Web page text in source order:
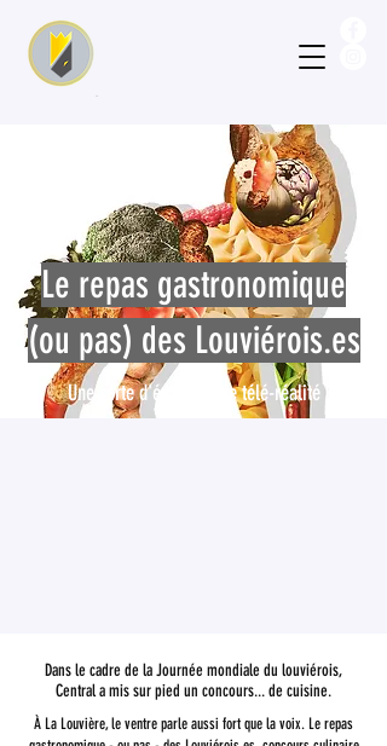
Le repas gastronomique
(ou pas) des Louviérois.es
Une sorte d'émission de télé-réalité
Dans le cadre de la Journée mondiale du louviérois,
Central a mis sur pied un concours... de cuisine.
À La Louvière, le ventre parle aussi fort que la voix. Le repas